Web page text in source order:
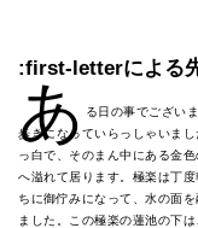
:first-letterによる
ある日の事でござい
歩きになっていらっしゃいま
っ白で、そのまん中にある金
へ溢れて居ります。極楽は丁
ちに御佇みになって、水の面
ました。この極楽の蓮池の下